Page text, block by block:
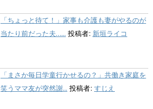
「ちょっと待て！」家事も介護も妻がやるのが
当たり前だった夫…... 投稿者: 新垣ライコ
「まさか毎日学童行かせるの？」共働き家庭を
笑うママ友が突然謝... 投稿者: すじえ